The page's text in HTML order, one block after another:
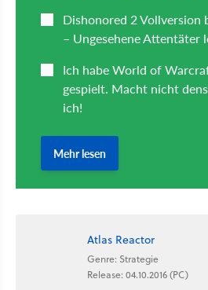
Atlas Reactor
Genre: Strategie
Release: 04.10.2016 (PC)